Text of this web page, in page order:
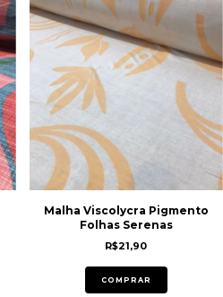
Malha Viscolycra Pigmento
Folhas Serenas
R$21,90
COMPRAR